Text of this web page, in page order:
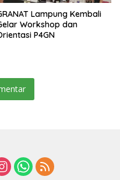
Lampung Kembali
Workshop dan
P4GN